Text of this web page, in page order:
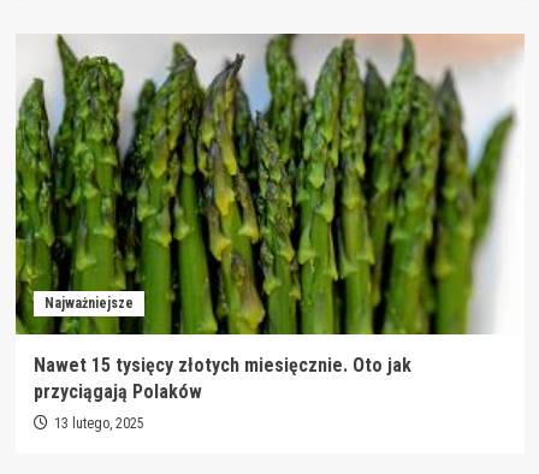
Najważniejsze
Nawet 15 tysięcy złotych miesięcznie. Oto jak
przyciągają Polaków
13 lutego, 2025